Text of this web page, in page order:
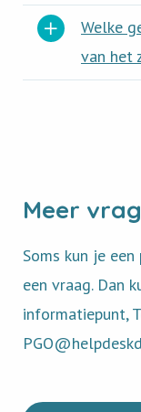
Welke
van het
Meer
Soms kun je
een vraag. Dan
informatiepunt,